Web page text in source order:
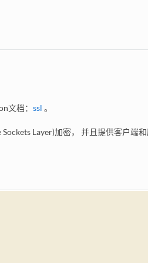
文档： ssl 。
Layer)加密， 并且提供客户端